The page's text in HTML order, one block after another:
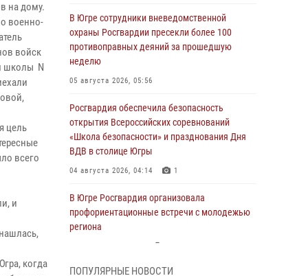
на дому.
военно-
войск
школы N
цель
всего
и
когда
В Югре сотрудники вневедомственной
охраны Росгвардии пресекли более 100
противоправных деяний за прошедшую
неделю
05 августа 2026, 05:56
Росгвардия обеспечила безопасность
открытия Всероссийских соревнований
«Школа безопасности» и празднования Дня
ВДВ в столице Югры
04 августа 2026, 04:14 1
В Югре Росгвардия организовала
профориентационные встречи с молодежью
региона
За минувшую неделю сотрудники Росгвардии
ПОПУЛЯРНЫЕ НОВОСТИ